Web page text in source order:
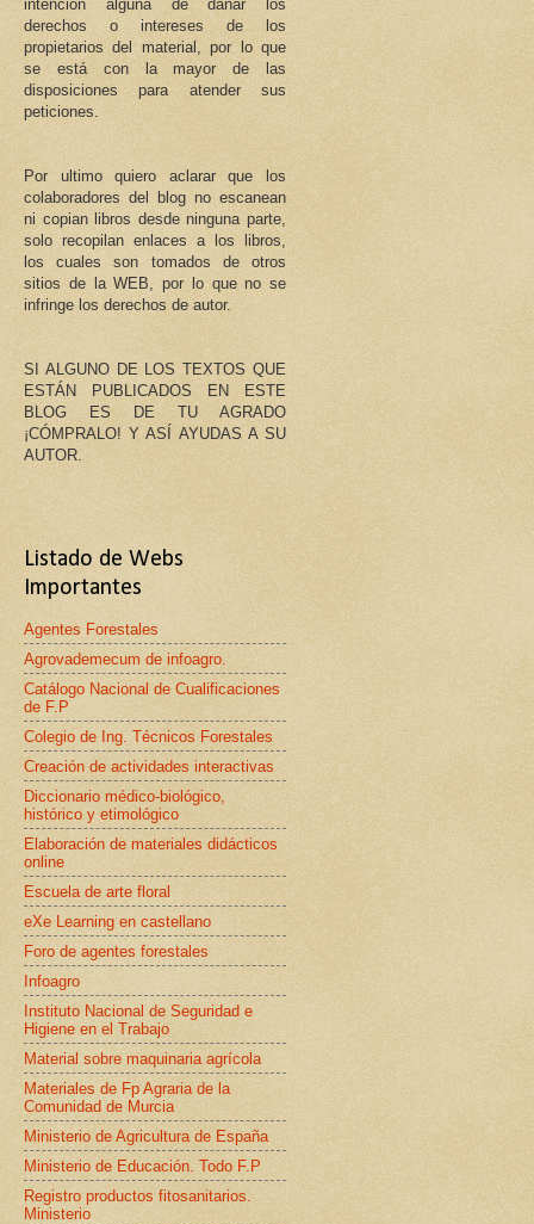
intención alguna de dañar los
derechos o intereses de los
propietarios del material, por lo que
se está con la mayor de las
disposiciones para atender sus
peticiones.
Por ultimo quiero aclarar que los
colaboradores del blog no escanean
ni copian libros desde ninguna parte,
solo recopilan enlaces a los libros,
los cuales son tomados de otros
sitios de la WEB, por lo que no se
infringe los derechos de autor.
SI ALGUNO DE LOS TEXTOS QUE
ESTÁN PUBLICADOS EN ESTE
BLOG ES DE TU AGRADO
¡CÓMPRALO! Y ASÍ AYUDAS A SU
AUTOR.
Listado de Webs
Importantes
Agentes Forestales
Agrovademecum de infoagro.
Catálogo Nacional de Cualificaciones
de F.P
Colegio de Ing. Técnicos Forestales
Creación de actividades interactivas
Diccionario médico-biológico,
histórico y etimológico
Elaboración de materiales didácticos
online
Escuela de arte floral
eXe Learning en castellano
Foro de agentes forestales
Infoagro
Instituto Nacional de Seguridad e
Higiene en el Trabajo
Material sobre maquinaria agrícola
Materiales de Fp Agraria de la
Comunidad de Murcia
Ministerio de Agricultura de España
Ministerio de Educación. Todo F.P
Registro productos fitosanitarios.
Ministerio